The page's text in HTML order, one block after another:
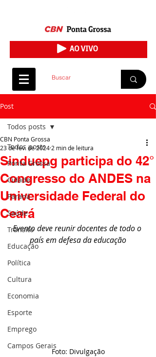
Post
Todos posts
Ponta Grossa
Cidade
Paraná
Saúde
Trânsito
Educação
Política
Cultura
Economia
Esporte
Emprego
Campos Gerais
Todos posts
Sinduepg participa do 42°
Congresso do ANDES na
Universidade Federal do
Ceará
CBN Ponta Grossa
23 de fev. de 2024 2 min de leitura
Evento deve reunir docentes de todo o
país em defesa da educação
Foto: Divulgação